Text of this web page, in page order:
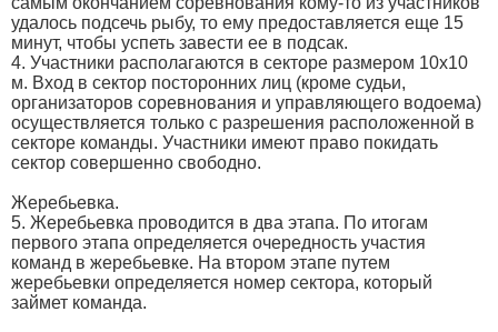
удалось подсечь рыбу, то ему предоставляется еще 15
минут, чтобы успеть завести ее в подсак.
4. Участники располагаются в секторе размером 10х10
м. Вход в сектор посторонних лиц (кроме судьи,
организаторов соревнования и управляющего водоема)
осуществляется только с разрешения расположенной в
секторе команды. Участники имеют право покидать
сектор совершенно свободно.
Жеребьевка.
5. Жеребьевка проводится в два этапа. По итогам
первого этапа определяется очередность участия
команд в жеребьевке. На втором этапе путем
жеребьевки определяется номер сектора, который
займет команда.